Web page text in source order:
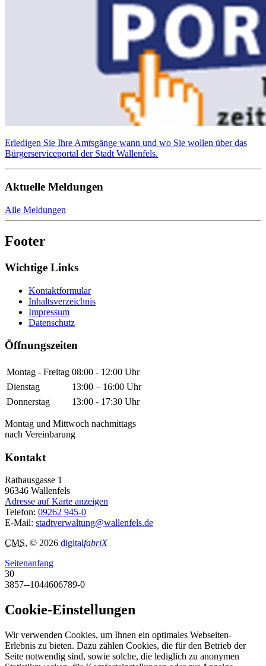
Erledigen Sie Ihre Amtsgänge wann und wo Sie wollen über das
Bürgerserviceportal der Stadt Wallenfels.
Aktuelle Meldungen
Alle Meldungen
Footer
Wichtige Links
Kontaktformular
Inhaltsverzeichnis
Impressum
Datenschutz
Öffnungszeiten
Montag - Freitag 08:00 - 12:00 Uhr
Dienstag
13:00 – 16:00 Uhr
Donnerstag
13:00 - 17:30 Uhr
Montag und Mittwoch nachmittags
nach Vereinbarung
Kontakt
Rathausgasse 1
96346 Wallenfels
Adresse auf Karte anzeigen
Telefon: 09262 945-0
E-Mail: stadtverwaltung@wallenfels.de
CMS, © 2026 digitalfabriX
Seitenanfang
30
3857--1044606789-0
Cookie-Einstellungen
Wir verwenden Cookies, um Ihnen ein optimales Webseiten-
Erlebnis zu bieten. Dazu zählen Cookies, die für den Betrieb der
Seite notwendig sind, sowie solche, die lediglich zu anonymen